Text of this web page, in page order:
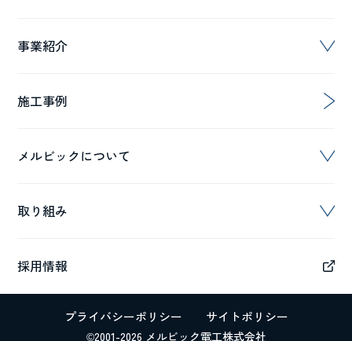
事業紹介
施工事例
メルビックについて
取り組み
採用情報
プライバシーポリシー サイトポリシー
©2001-2026 メルビック電工株式会社